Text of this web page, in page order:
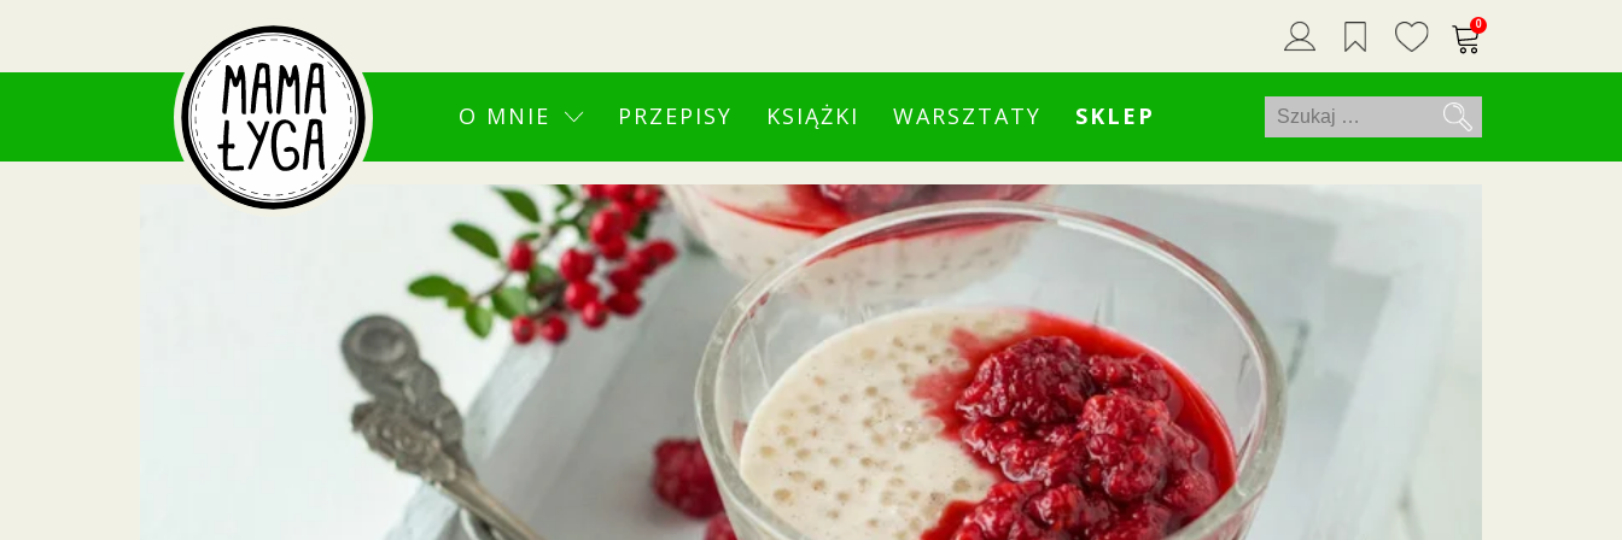
0
O MNIE PRZEPISY KSIĄŻKI WARSZTATY SKLEP Szukaj: